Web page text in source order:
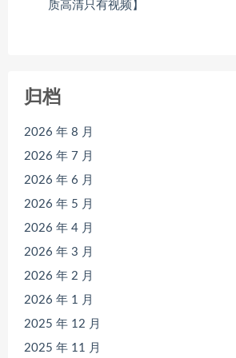
质高清只有视频】
归档
2026 年 8 月
2026 年 7 月
2026 年 6 月
2026 年 5 月
2026 年 4 月
2026 年 3 月
2026 年 2 月
2026 年 1 月
2025 年 12 月
2025 年 11 月